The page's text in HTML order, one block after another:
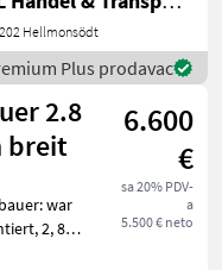
Rotator : 30mm, Schrau
Hellmonsödt
Plus prodavac
2.8
breit
6.600
€
sa 20% PDV-
a
5.500 € neto
war
2, 8